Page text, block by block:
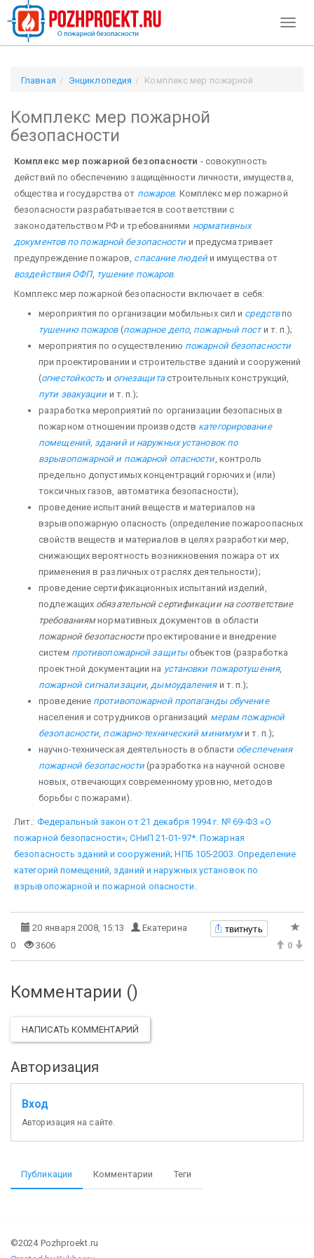
Главная Энциклопедия
Комплекс мер пожарной
Комплекс мер пожарной
безопасности
Комплекс мер пожарной безопасности - совокупность
действий по обеспечению защищённости личности, имущества,
общества и государства от пожаров. Комплекс мер пожарной
безопасности разрабатывается в соответствии с
законодательством РФ и требованиями нормативных
документов по пожарной безопасностии предусматривает
предупреждение пожаров, спасание людейи имущества от
воздействия ОФП, тушение пожаров.
Комплекс мер пожарной безопасности включает в себя:
мероприятия по организации мобильных сил и средствпо
тушению пожаров(пожарное депо, пожарный пости т. п.);
мероприятия по осуществлению пожарной безопасности
при проектировании и строительстве зданий и сооружений
(огнестойкость и огнезащитастроительных конструкций,
пути эвакуациии т. п.);
разработка мероприятий по организации безопасных в
пожарном отношении производств категорирование
помещений, зданий и наружных установок по
взрывопожарной и пожарной опасности, контроль
предельно допустимых концентраций горючих и (или)
токсичных газов, автоматика безопасности);
проведение испытаний веществ и материалов на
взрывопожарную опасность (определение пожароопасных
свойств веществ и материалов в целях разработки мер,
снижающих вероятность возникновения пожара от их
применения в различных отраслях деятельности);
проведение сертификационных испытаний изделий,
подлежащих обязательной сертификации на соответствие
требованиямнормативных документов в области
пожарной безопасности проектирование и внедрение
систем противопожарной защитыобъектов (разработка
проектной документации на установки пожаротушения,
пожарной сигнализации, дымоудаленияи т. п.);
проведение противопожарной пропаганды обучение
населения и сотрудников организаций мерам пожарной
безопасности, пожарно-технический минимуми т. п.);
научно-техническая деятельность в области обеспечения
пожарной безопасности(разработка на научной основе
новых, отвечающих современному уровню, методов
борьбы с пожарами).
Лит.: Федеральный закон от 21 декабря 1994 г. № 69-ФЗ «О
пожарной безопасности»;СНиП 21-01-97*. Пожарная
безопасность зданий и сооружений;НПБ 105-2003. Определение
категорий помещений, зданий и наружных установок по
взрывопожарной и пожарной опасности .
20 января 2008, 15:13 Екатерина твитнуть
0 3606 0
Комментарии ()
НАПИСАТЬ КОММЕНТАРИЙ
Авторизация
Вход
Авторизация на сайте.
Публикации Комментарии Теги
©2024 Pozhproekt.ru